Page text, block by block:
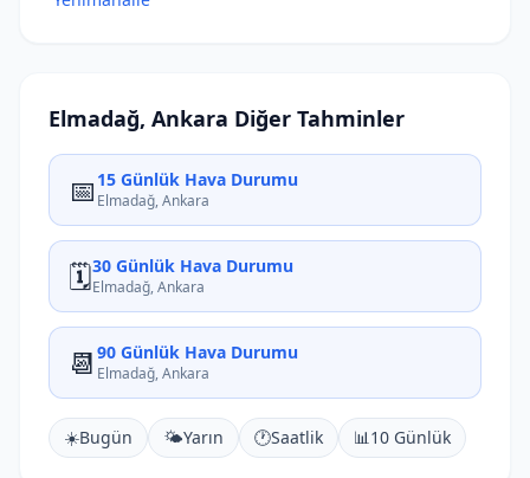
Elmadağ, Ankara Diğer Tahminler
📅 15 Günlük Hava Durumu
Elmadağ, Ankara
🗓️30 Günlük Hava Durumu
Elmadağ, Ankara
📆 90 Günlük Hava Durumu
Elmadağ, Ankara
☀️Bugün 🌤️Yarın 🕐Saatlik 📊10 Günlük